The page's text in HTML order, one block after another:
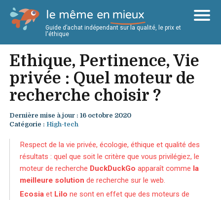
Guide d’achat indépendant sur la qualité, le prix et
l'éthique
Ethique, Pertinence, Vie
privée : Quel moteur de
recherche choisir ?
Dernière mise à jour : 16 octobre 2020
Catégorie : High-tech
Respect de la vie privée, écologie, éthique et qualité des
résultats : quel que soit le critère que vous privilégiez, le
moteur de recherche DuckDuckGo apparaît comme la
meilleure solution de recherche sur le web.
Ecosiaet Lilo ne sont en effet que des moteurs de